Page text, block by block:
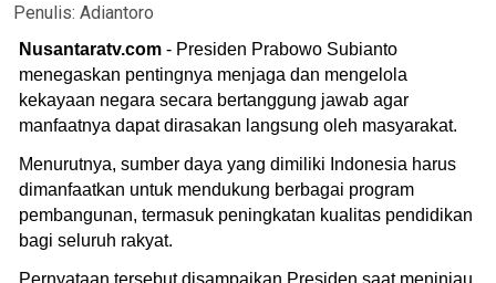
Penulis: Adiantoro
Nusantaratv.com - Presiden Prabowo Subianto
menegaskan pentingnya menjaga dan mengelola
kekayaan negara secara bertanggung jawab agar
manfaatnya dapat dirasakan langsung oleh masyarakat.
Menurutnya, sumber daya yang dimiliki Indonesia harus
dimanfaatkan untuk mendukung berbagai program
pembangunan, termasuk peningkatan kualitas pendidikan
bagi seluruh rakyat.
Pernyataan tersebut disampaikan Presiden saat meninjau